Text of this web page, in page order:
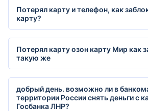
Потерял карту и телефон, как
карту?
Потерял карту озон карту Мир как
такую же
добрый день. возможно ли в
территории России снять деньги с
Госбанка ЛНР?